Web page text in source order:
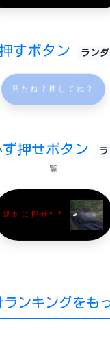
すボタン ラン
見たね？押してね？
ず押せボタン
覧
絶対に押せ^ ^
ンキングをも